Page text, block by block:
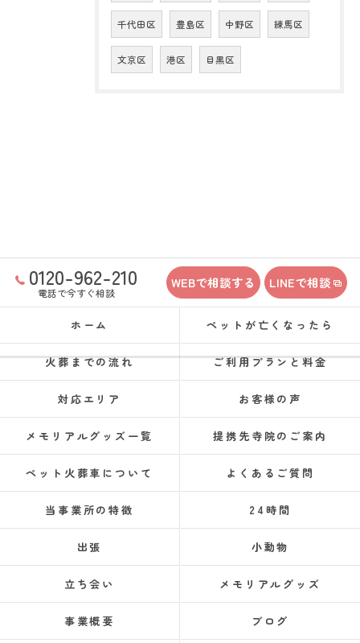
千代田区 豊島区 中野区 練馬区
文京区 港区 目黒区
0120-962-210
電話で今すぐ相談
WEBで相談する LINEで相談
ホーム ペットが亡くなったら
火葬までの流れ ご利用プランと料金
対応エリア お客様の声
メモリアルグッズ一覧 提携先寺院のご案内
ペット火葬車について よくあるご質問
当事業所の特徴 24時間
出張 小動物
立ち会い メモリアルグッズ
事業概要 ブログ